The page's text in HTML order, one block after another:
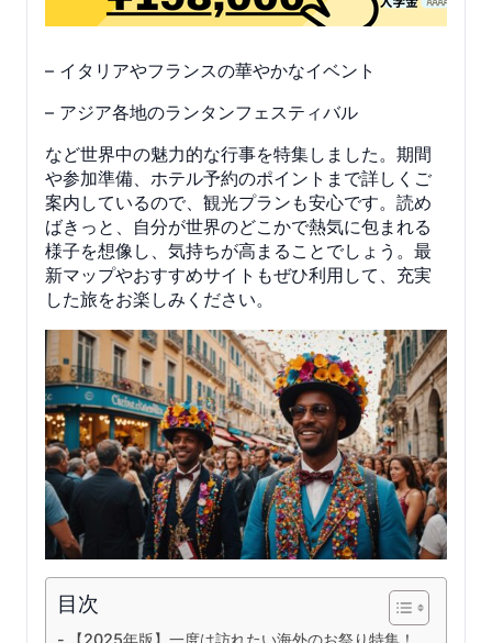
– イタリアやフランスの華やかなイベント
– アジア各地のランタンフェスティバル
など世界中の魅力的な行事を特集しました。期間
や参加準備、ホテル予約のポイントまで詳しくご
案内しているので、観光プランも安心です。読め
ばきっと、自分が世界のどこかで熱気に包まれる
様子を想像し、気持ちが高まることでしょう。最
新マップやおすすめサイトもぜひ利用して、充実
した旅をお楽しみください。
目次
【2025年版】一度は訪れたい海外のお祭り特集！